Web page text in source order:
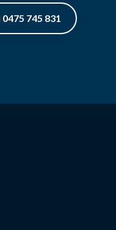
0475 745 831